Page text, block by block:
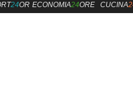
24OREECONOMIA24ORE CUCINA